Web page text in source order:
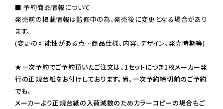
■ 予約商品情報について
発売前の掲載情報は監修中の為、発売後に変更となる場合があり
ます。
(変更の可能性がある点…商品仕様、内容、デザイン、発売時期等)
★一次予約でご予約頂いたご注文は、1セットにつき1枚メーカー発
行の正規台紙をお付けしております。尚、一次予約締切前のご予約
でも、
メーカーより正規台紙の入荷減数のためカラーコピーの場合もご